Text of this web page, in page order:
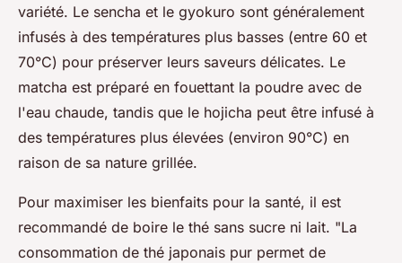
variété. Le sencha et le gyokuro sont généralement
infusés à des températures plus basses (entre 60 et
70°C) pour préserver leurs saveurs délicates. Le
matcha est préparé en fouettant la poudre avec de
l'eau chaude, tandis que le hojicha peut être infusé à
des températures plus élevées (environ 90°C) en
raison de sa nature grillée.
Pour maximiser les bienfaits pour la santé, il est
recommandé de boire le thé sans sucre ni lait. "La
consommation de thé japonais pur permet de